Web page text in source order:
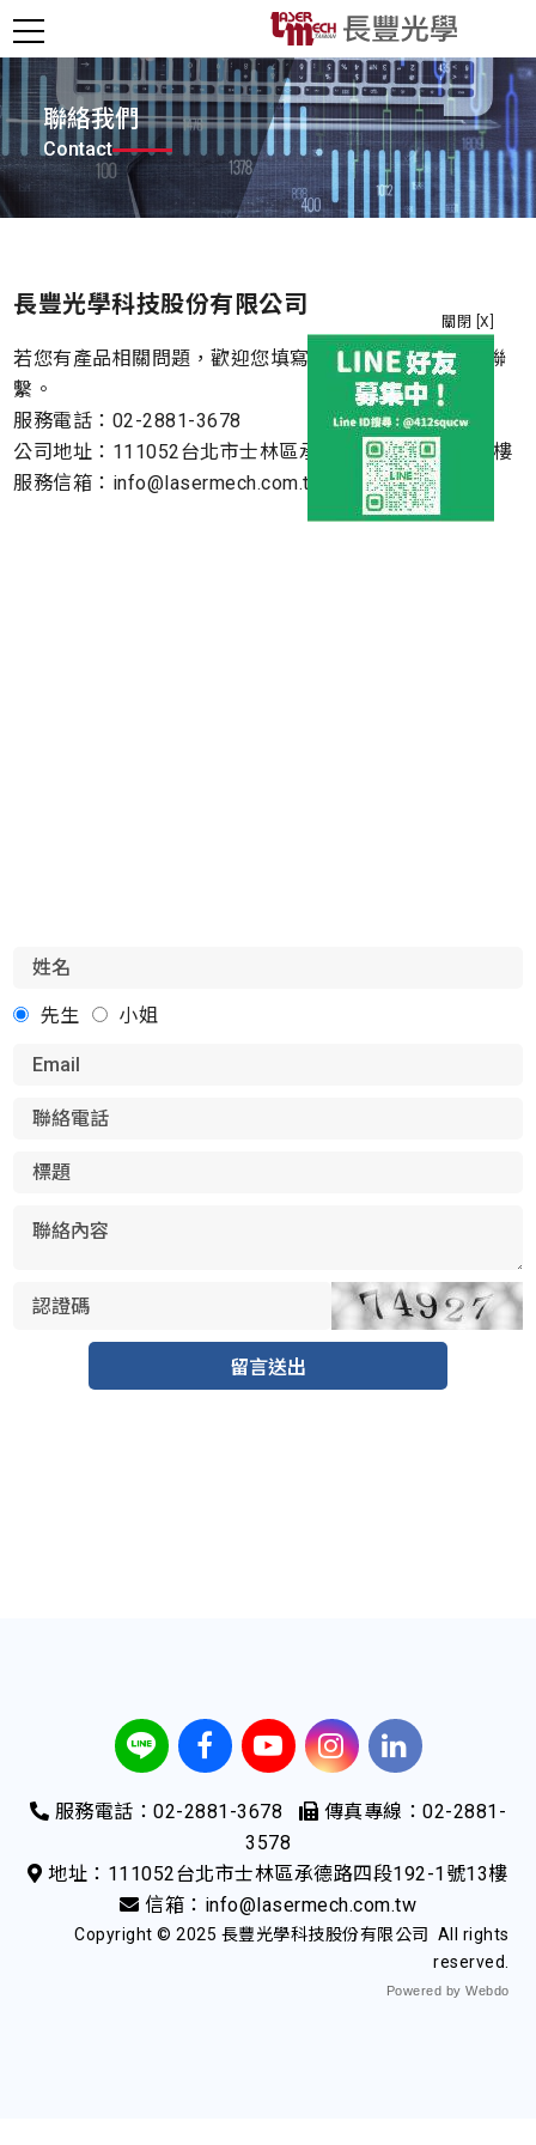
聯絡我們
Contact
長豐光學科技股份有限公司
若您有產品相關問題，歡迎您填寫線上聯絡表單與我們聯
繫。
服務電話：02-2881-3678
公司地址：111052台北市士林區承德路四段192-1號13樓
服務信箱：info@lasermech.com.tw
先生 小姐
服務電話：02-2881-3678
傳真專線：02-2881-
3578
地址：111052台北市士林區承德路四段192-1號13樓
信箱：info@lasermech.com.tw
Copyright © 2025 長豐光學科技股份有限公司 All rights
reserved.
Powered by Webdo
關閉 [X]